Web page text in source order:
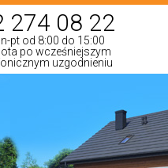
274 08 22
pt od 8:00 do 15:00
po wcześniejszym
uzgodnieniu